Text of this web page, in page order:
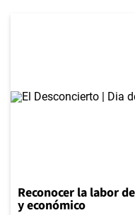
Reconocer la labor
y económico